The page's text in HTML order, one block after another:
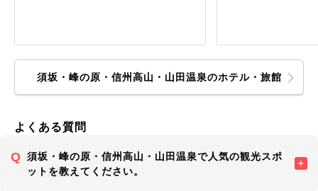
須坂・峰の原・信州高山・山田温泉のホテル・旅館
よくある質問
須坂・峰の原・信州高山・山田温泉で人気の観光スポ
ットを教えてください。